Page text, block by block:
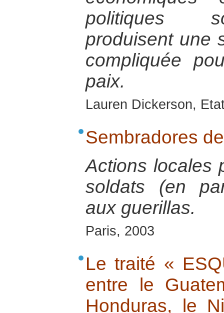
politiques
produisent une
compliquée
paix.
Lauren Dickerson,
Sembradores
Actions locales
soldats (en
aux guerillas.
Paris, 2003
Le traité «
entre le
Honduras, le